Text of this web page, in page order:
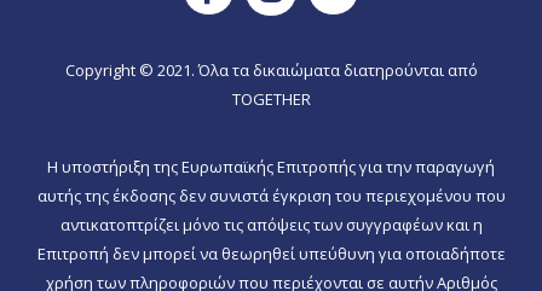
Copyright © 2021. Όλα τα δικαιώματα διατηρούνται από
TOGETHER
Η υποστήριξη της Ευρωπαϊκής Επιτροπής για την παραγωγή
αυτής της έκδοσης δεν συνιστά έγκριση του περιεχομένου που
αντικατοπτρίζει μόνο τις απόψεις των συγγραφέων και η
Επιτροπή δεν μπορεί να θεωρηθεί υπεύθυνη για οποιαδήποτε
χρήση των πληροφοριών που περιέχονται σε αυτήν Αριθμός